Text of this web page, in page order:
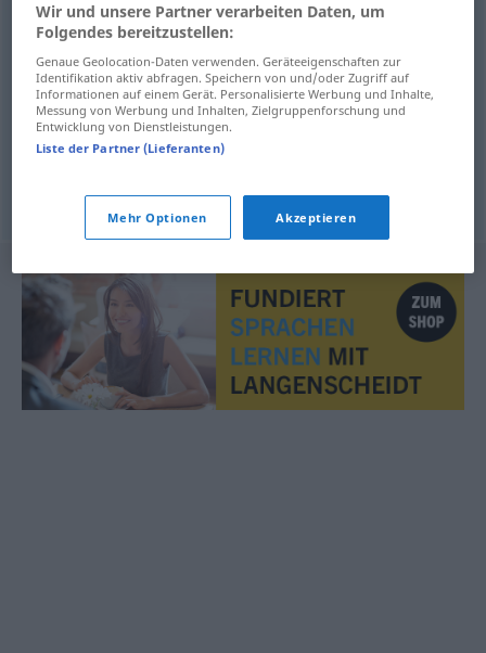
Brachfeld n
Brachlandn
ležetladem
Wir und unsere Partner verarbeiten Daten, um
Folgendes bereitzustellen:
Genaue Geolocation-Daten verwenden. Geräteeigenschaften zur
Identifikation aktiv abfragen. Speichern von und/oder Zugriff auf
Informationen auf einem Gerät. Personalisierte Werbung und Inhalte,
Messung von Werbung und Inhalten, Zielgruppenforschung und
Entwicklung von Dienstleistungen.
Liste der Partner (Lieferanten)
Mehr Optionen Akzeptieren